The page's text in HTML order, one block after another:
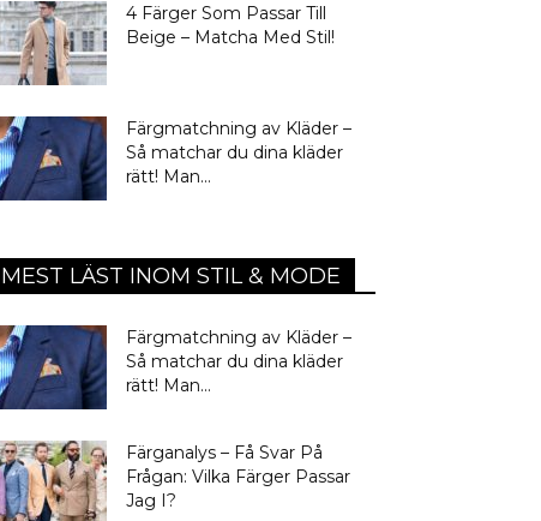
4 Färger Som Passar Till
Beige – Matcha Med Stil!
Färgmatchning av Kläder –
Så matchar du dina kläder
rätt! Man...
MEST LÄST INOM STIL & MODE
Färgmatchning av Kläder –
Så matchar du dina kläder
rätt! Man...
Färganalys – Få Svar På
Frågan: Vilka Färger Passar
Jag I?